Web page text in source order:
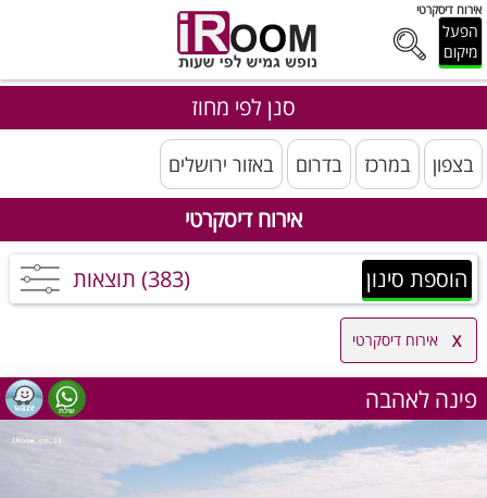
אירוח דיסקרטי
הפעל
מיקום
סנן לפי מחוז
בצפון במרכז בדרום באזור ירושלים
אירוח דיסקרטי
הוספת סינון (383) תוצאות
אירוח דיסקרטי
פינה לאהבה